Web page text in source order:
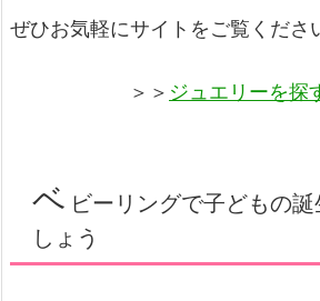
ぜひお気軽にサイトをご覧くださ
＞＞ ジュエリーを探
ベ ビーリングで子どもの誕
しょう